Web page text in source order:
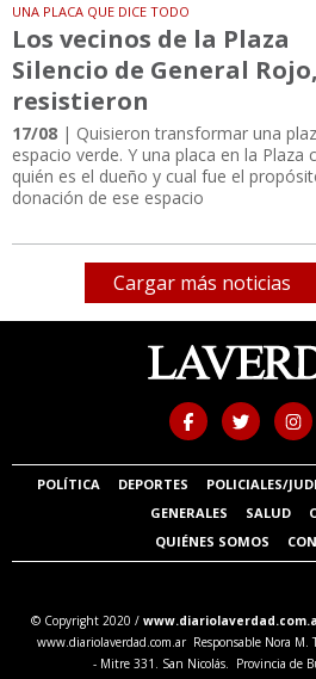
UNA PLACA QUE DICE TODO
Los vecinos de la Plaza
Silencio de General Rojo,
resistieron
17/08 | Quisieron transformar una
espacio verde. Y una placa en la Plaza
quién es el dueño y cual fue el
donación de ese espacio
Cargar más noticias
POLÍTICA DEPORTES POLICIALES/
GENERALES
SALUD
QUIÉNES SOMOS
© Copyright 2020 /
www.diariolaverdad.com.ar Responsable Nora M.
- Mitre 331. San Nicolás. Provincia de